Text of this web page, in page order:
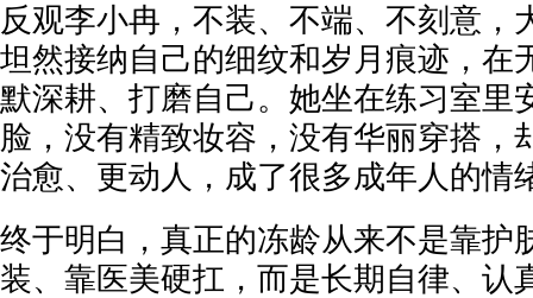
反观李小冉，不装、不端、不刻意，
坦然接纳自己的细纹和岁月痕迹，在
默深耕、打磨自己。她坐在练习室里
脸，没有精致妆容，没有华丽穿搭，
治愈、更动人，成了很多成年人的情
终于明白，真正的冻龄从来不是靠护
装、靠医美硬扛，而是长期自律、认